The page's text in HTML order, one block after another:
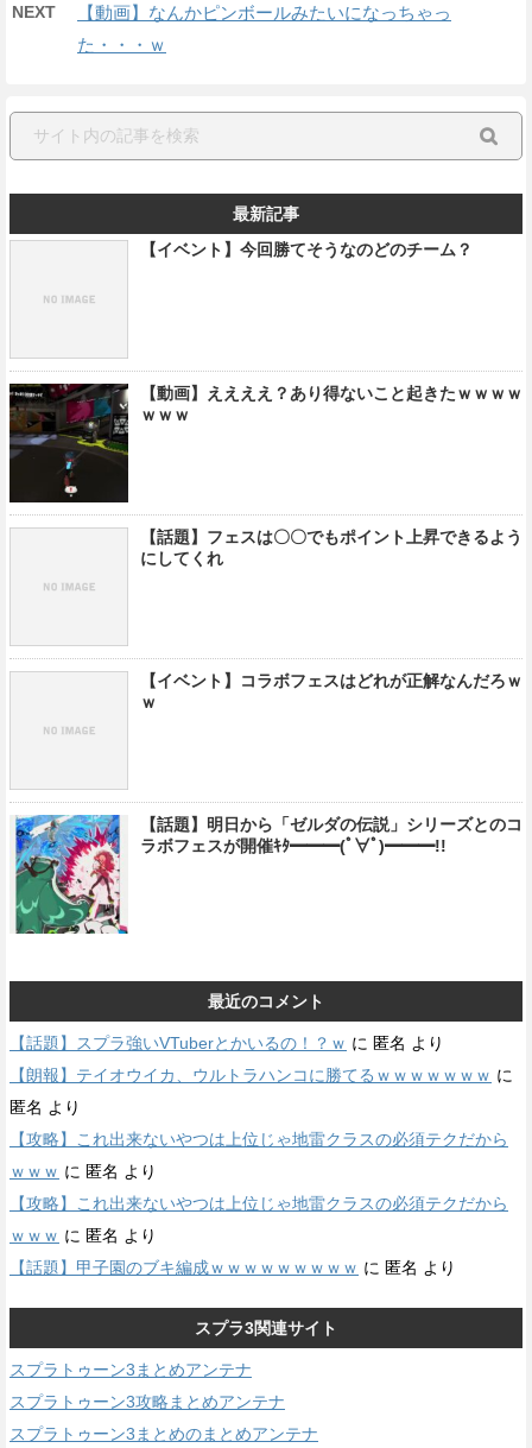
NEXT
【動画】なんかピンボールみたいになっちゃっ
た・・・ｗ
最新記事
【イベント】今回勝てそうなのどのチーム？
【動画】ええええ？あり得ないこと起きたｗｗｗｗ
ｗｗｗ
【話題】フェスは〇〇でもポイント上昇できるよう
にしてくれ
【イベント】コラボフェスはどれが正解なんだろｗ
ｗ
【話題】明日から「ゼルダの伝説」シリーズとのコ
ラボフェスが開催ｷﾀ━━━(ﾟ∀ﾟ)━━━!!
最近のコメント
【話題】スプラ強いVTuberとかいるの！？ｗ に 匿名 より
【朗報】テイオウイカ、ウルトラハンコに勝てるｗｗｗｗｗｗｗ に
匿名 より
【攻略】これ出来ないやつは上位じゃ地雷クラスの必須テクだから
ｗｗｗ に 匿名 より
【攻略】これ出来ないやつは上位じゃ地雷クラスの必須テクだから
ｗｗｗ に 匿名 より
【話題】甲子園のブキ編成ｗｗｗｗｗｗｗｗｗ に 匿名 より
スプラ3関連サイト
スプラトゥーン3まとめアンテナ
スプラトゥーン3攻略まとめアンテナ
スプラトゥーン3まとめのまとめアンテナ